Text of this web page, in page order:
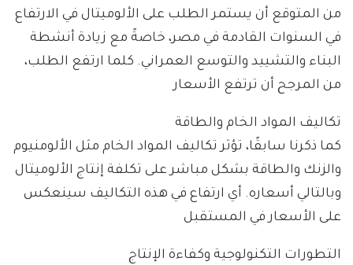
من المتوقع أن يستمر الطلب على الألوميتال في الارتفاع
في السنوات القادمة في مصر، خاصةً مع زيادة أنشطة
البناء والتشييد والتوسع العمراني. كلما ارتفع الطلب،
من المرجح أن ترتفع الأسعار
تكاليف المواد الخام والطاقة
كما ذكرنا سابقًا، تؤثر تكاليف المواد الخام مثل الألومنيوم
والزنك والطاقة بشكل مباشر على تكلفة إنتاج الألوميتال
وبالتالي أسعاره. أي ارتفاع في هذه التكاليف سينعكس
على الأسعار في المستقبل
التطورات التكنولوجية وكفاءة الإنتاج